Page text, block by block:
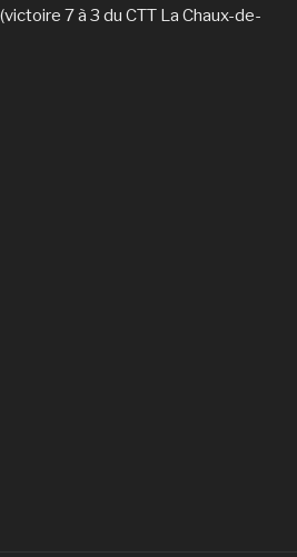
7 à 3 du CTT La Chaux-de-